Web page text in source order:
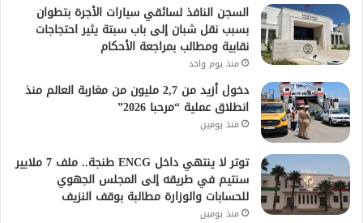
السجن النافذ لسائقي سيارات الأجرة بتطوان
بسبب نقل شبان إلى باب سبتة يثير احتجاجات
نقابية ومطالب بمراجعة الأحكام
منذ يوم واحد
دخول أزيد من 2,7 مليون من مغاربة العالم منذ
انطلاق عملية “مرحبا 2026”
منذ يومين
توتر لا ينتهي داخل ENCG طنجة.. ملف 7 ملايير
سنتيم في طريقه إلى المجلس الجهوي
للحسابات والوزارة مطالبة بوقف النزيف
منذ يومين